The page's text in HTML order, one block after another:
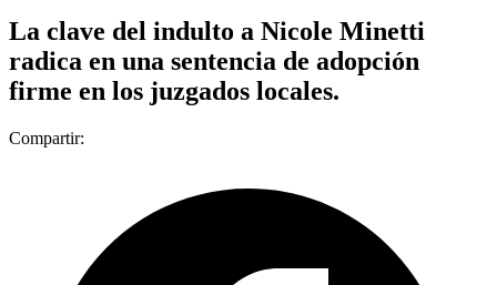
La clave del indulto a Nicole Minetti
radica en una sentencia de adopción
firme en los juzgados locales.
Compartir: